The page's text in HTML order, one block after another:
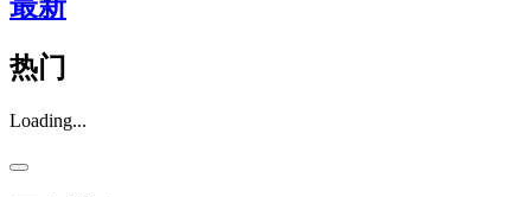
最新
热门
Loading...